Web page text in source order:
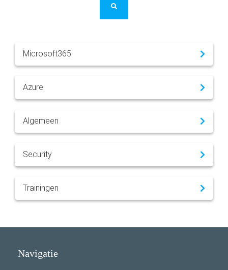
Microsoft365
Azure
Algemeen
Security
Trainingen
Navigatie